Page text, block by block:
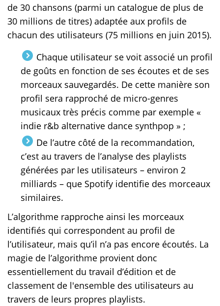
de 30 chansons (parmi un catalogue de plus de
30 millions de titres) adaptée aux profils de
chacun des utilisateurs (75 millions en juin 2015).
Chaque utilisateur se voit associé un profil
de goûts en fonction de ses écoutes et de ses
morceaux sauvegardés. De cette manière son
profil sera rapproché de micro-genres
musicaux très précis comme par exemple «
indie r&b alternative dance synthpop » ;
De l’autre côté de la recommandation,
c’est au travers de l’analyse des playlists
générées par les utilisateurs – environ 2
milliards – que Spotify identifie des morceaux
similaires.
L’algorithme rapproche ainsi les morceaux
identifiés qui correspondent au profil de
l’utilisateur, mais qu’il n’a pas encore écoutés. La
magie de l’algorithme provient donc
essentiellement du travail d’édition et de
classement de l'ensemble des utilisateurs au
travers de leurs propres playlists.